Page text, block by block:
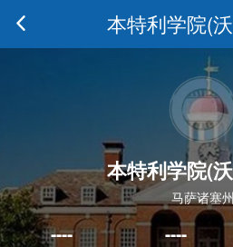
本特利学院(
本特利学院(
马萨诸塞
---- ----